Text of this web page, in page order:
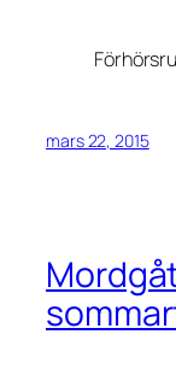
mars 22, 2015